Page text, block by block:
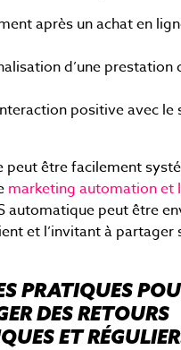
après un achat en
d’une prestation
positive avec le
peut être facilement
marketing automation et
automatique peut être
et l’invitant à partager
PRATIQUES
DES RETOURS
ET